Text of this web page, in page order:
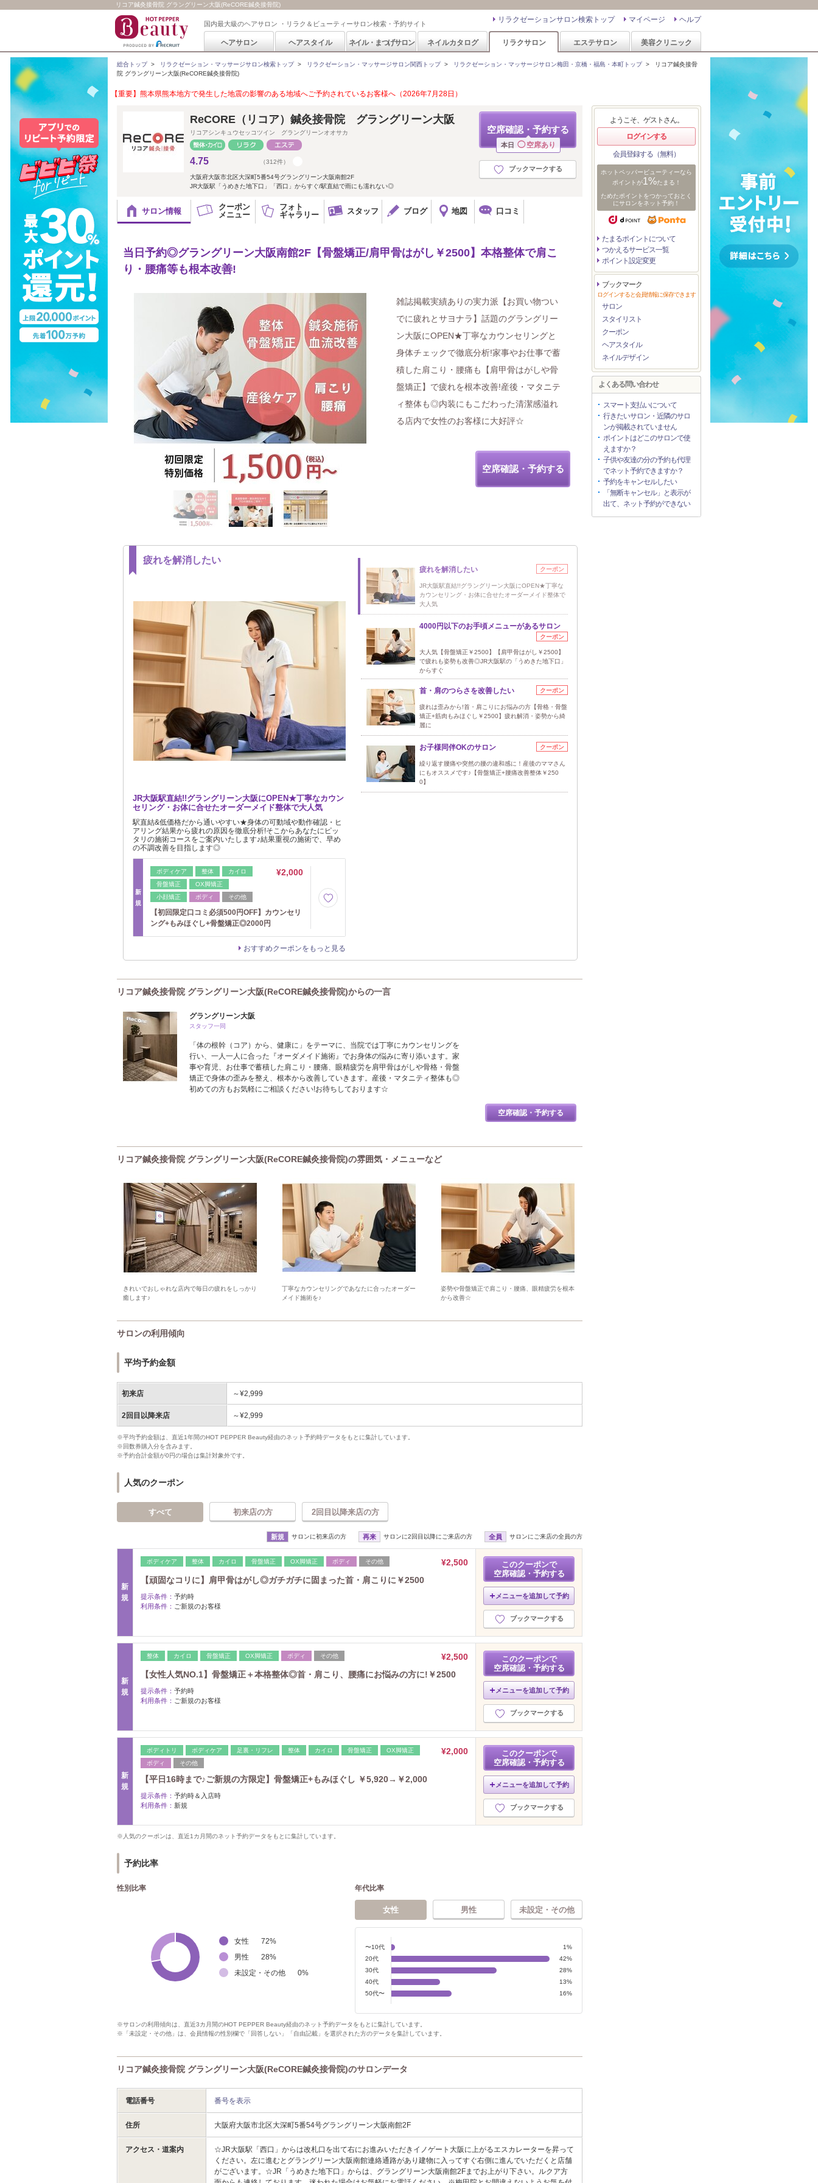
リコア鍼灸接骨院 グラングリーン大阪(ReCORE鍼灸接骨院)
国内最大級のヘアサロン ・リラク＆ビューティーサロン検索・予約サイト ヘルプ
マイページ
リラクゼーションサロン検索トップ
ヘアサロン ヘアスタイル ネイル・まつげサロン ネイルカタログ リラクサロン エステサロン 美容クリニック
総合トップ> リラクゼーション・マッサージサロン検索トップ> リラクゼーション・マッサージサロン関西トップ> リラクゼーション・マッサージサロン梅田・京橋・福島・本町トップ>
リコア鍼灸接骨
院 グラングリーン大阪(ReCORE鍼灸接骨院)
【重要】熊本県熊本地方で発生した地震の影響のある地域へご予約されているお客様へ（2026年7月28日）
空席確認・予約する
本日 ◯ 空席あり
ブックマークする
ReCORE（リコア）鍼灸接骨院 グラングリーン大阪
リコアシンキュウセッコツイン グラングリーンオオサカ
4.75 （312件）
大阪府大阪市北区大深町5番54号グラングリーン大阪南館2F
JR大阪駅「うめきた地下口」「西口」からすぐ/駅直結で雨にも濡れない◎
サロン情報
クーポン
メニュー
フォト
ギャラリー
スタッフ ブログ 地図 口コミ
当日予約◎グラングリーン大阪南館2F【骨盤矯正/肩甲骨はがし￥2500】本格整体で肩こ
り・腰痛等も根本改善!
雑誌掲載実績ありの実力派【お買い物つい
でに疲れとサヨナラ】話題のグラングリー
ン大阪にOPEN★丁寧なカウンセリングと
身体チェックで徹底分析!家事やお仕事で蓄
積した肩こり・腰痛も【肩甲骨はがしや骨
盤矯正】で疲れを根本改善!産後・マタニテ
ィ整体も◎内装にもこだわった清潔感溢れ
る店内で女性のお客様に大好評☆
空席確認・予約する
疲れを解消したい
JR大阪駅直結!!グラングリーン大阪にOPEN★丁寧なカウン
セリング・お体に合せたオーダーメイド整体で大人気
駅直結&低価格だから通いやすい★身体の可動域や動作確認・ヒ
アリング結果から疲れの原因を徹底分析!そこからあなたにピッ
タリの施術コースをご案内いたします♪結果重視の施術で、早め
の不調改善を目指します◎
新
規
ボディケア 整体
カイロ
骨盤矯正
OX脚矯正
小顔矯正
ボディ その他
¥2,000
【初回限定口コミ必須500円OFF】カウンセリ
ング+もみほぐし+骨盤矯正◎2000円
おすすめクーポンをもっと見る
疲れを解消したい クーポン
JR大阪駅直結!!グラングリーン大阪にOPEN★丁寧な
カウンセリング・お体に合せたオーダーメイド整体で
大人気
4000円以下のお手頃メニューがあるサロン
クーポン
大人気【骨盤矯正￥2500】【肩甲骨はがし￥2500】
で疲れも姿勢も改善◎JR大阪駅の「うめきた地下口」
からすぐ
首・肩のつらさを改善したい クーポン
疲れは歪みから!首・肩こりにお悩みの方【骨格・骨盤
矯正+筋肉もみほぐし￥2500】疲れ解消・姿勢から綺
麗に
お子様同伴OKのサロン クーポン
繰り返す腰痛や突然の腰の違和感に！産後のママさん
にもオススメです♪【骨盤矯正+腰痛改善整体￥250
0】
リコア鍼灸接骨院 グラングリーン大阪(ReCORE鍼灸接骨院)からの一言
グラングリーン大阪
スタッフ一同
「体の根幹（コア）から、健康に」をテーマに、当院では丁寧にカウンセリングを
行い、一人一人に合った『オーダメイド施術』でお身体の悩みに寄り添います。家
事や育児、お仕事で蓄積した肩こり・腰痛、眼精疲労を肩甲骨はがしや骨格・骨盤
矯正で身体の歪みを整え、根本から改善していきます。産後・マタニティ整体も◎
初めての方もお気軽にご相談ください!お待ちしております☆
空席確認・予約する
リコア鍼灸接骨院 グラングリーン大阪(ReCORE鍼灸接骨院)の雰囲気・メニューなど
きれいでおしゃれな店内で毎日の疲れをしっかり
癒します♪
丁寧なカウンセリングであなたに合ったオーダー
メイド施術を♪
姿勢や骨盤矯正で肩こり・腰痛、眼精疲労を根本
から改善☆
サロンの利用傾向
平均予約金額
初来店 ～¥2,999
2回目以降来店 ～¥2,999
※平均予約金額は、直近1年間のHOT PEPPER Beauty経由のネット予約時データをもとに集計しています。
※回数券購入分を含みます。
※予約合計金額が0円の場合は集計対象外です。
人気のクーポン
すべて 初来店の方 2回目以降来店の方
新規 サロンに初来店の方 再来 サロンに2回目以降にご来店の方 全員 サロンにご来店の全員の方
新
規
ボディケア 整体 カイロ 骨盤矯正 OX脚矯正 ボディ その他
¥2,500
【頑固なコリに】肩甲骨はがし◎ガチガチに固まった首・肩こりに￥2500
提示条件： 予約時
利用条件： ご新規のお客様
このクーポンで
空席確認・予約する
メニューを追加して予約
ブックマークする
新
規
整体 カイロ 骨盤矯正 OX脚矯正 ボディ その他
¥2,500
【女性人気NO.1】骨盤矯正＋本格整体◎首・肩こり、腰痛にお悩みの方に!￥2500
提示条件： 予約時
利用条件： ご新規のお客様
このクーポンで
空席確認・予約する
メニューを追加して予約
ブックマークする
新
規
ボディトリ ボディケア 足裏・リフレ 整体 カイロ 骨盤矯正
OX脚矯正
ボディ
その他
¥2,000
【平日16時まで♪ご新規の方限定】骨盤矯正+もみほぐし ￥5,920→￥2,000
提示条件： 予約時＆入店時
利用条件： 新規
このクーポンで
空席確認・予約する
メニューを追加して予約
ブックマークする
※人気のクーポンは、直近1カ月間のネット予約データをもとに集計しています。
予約比率
性別比率
女性 72%
男性
28%
未設定・その他
0%
年代比率
女性 男性 未設定・その他
〜10代
1%
20代
42%
30代
28%
40代
13%
50代〜
16%
※サロンの利用傾向は、直近3カ月間のHOT PEPPER Beauty経由のネット予約データをもとに集計しています。
※「未設定・その他」は、会員情報の性別欄で「回答しない」「自由記載」を選択された方のデータを集計しています。
リコア鍼灸接骨院 グラングリーン大阪(ReCORE鍼灸接骨院)のサロンデータ
電話番号 番号を表示
住所 大阪府大阪市北区大深町5番54号グラングリーン大阪南館2F
アクセス・道案内
☆JR大阪駅「西口」からは改札口を出て右にお進みいただきイノゲート大阪に上がるエスカレーターを昇って
ください。左に進むとグラングリーン大阪南館連絡通路があり建物に入ってすぐ右側に進んでいただくと店舗
がございます。☆JR「うめきた地下口」からは、グラングリーン大阪南館2Fまでお上がり下さい。ルクア方
ようこそ、ゲストさん。
ログインする
会員登録する（無料）
ホットペッパービューティーなら
ポイントが1%たまる！
ためたポイントをつかっておとく
にサロンをネット予約！
たまるポイントについて
つかえるサービス一覧
ポイント設定変更
ブックマーク
ログインすると会員情報に保存できます
サロン
スタイリスト
クーポン
ヘアスタイル
ネイルデザイン
よくある問い合わせ
スマート支払いについて
行きたいサロン・近隣のサロ
ンが掲載されていません
ポイントはどこのサロンで使
えますか？
子供や友達の分の予約も代理
でネット予約できますか？
予約をキャンセルしたい
「無断キャンセル」と表示が
出て、ネット予約ができない